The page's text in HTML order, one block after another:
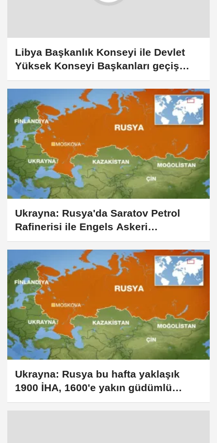
Libya Başkanlık Konseyi ile Devlet
Yüksek Konseyi Başkanları geçiş
aşamasının sona ermesini görüştü
Ukrayna: Rusya'da Saratov Petrol
Rafinerisi ile Engels Askeri
Havaalanı'na saldırılar düzenledik
Ukrayna: Rusya bu hafta yaklaşık
1900 İHA, 1600'e yakın güdümlü
bomba ve 144 füze ile saldırdı